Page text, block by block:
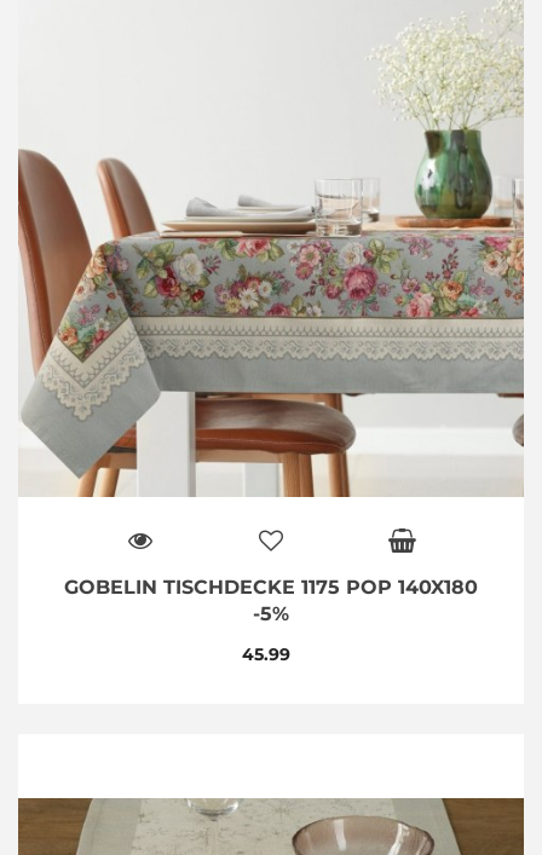
GOBELIN TISCHDECKE 1175 POP 140X180
-5%
45.99